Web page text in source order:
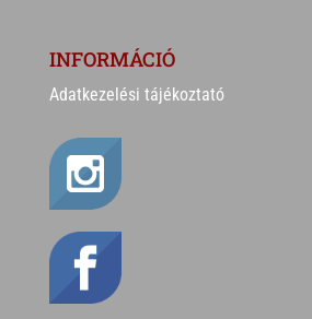
INFORMÁCIÓ
Adatkezelési tájékoztató